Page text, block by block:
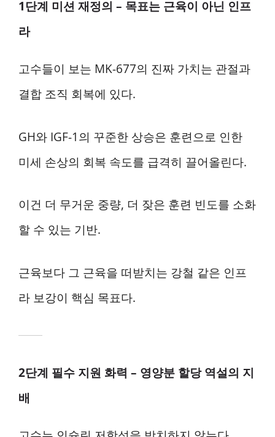
1단계 미션 재정의 – 목표는 근육이 아닌 인프
라
고수들이 보는 MK-677의 진짜 가치는 관절과
결합 조직 회복에 있다.
GH와 IGF-1의 꾸준한 상승은 훈련으로 인한
미세 손상의 회복 속도를 급격히 끌어올린다.
이건 더 무거운 중량, 더 잦은 훈련 빈도를 소화
할 수 있는 기반.
근육보다 그 근육을 떠받치는 강철 같은 인프
라 보강이 핵심 목표다.
2단계 필수 지원 화력 – 영양분 할당 역설의 지
배